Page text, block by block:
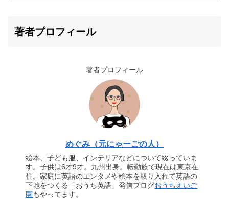
著者プロフィール
著者プロフィール
めぐみ（元にゃーごの人）
絵本、子ども服、インテリアなどについて綴っていま
す。子供は6才9才。九州出身。転勤族で現在は東京在
住。家庭に英語のエンタメや絵本を取り入れて英語の
下地をつくる「おうち英語」発信ブログおうちえいご
園 もやってます。